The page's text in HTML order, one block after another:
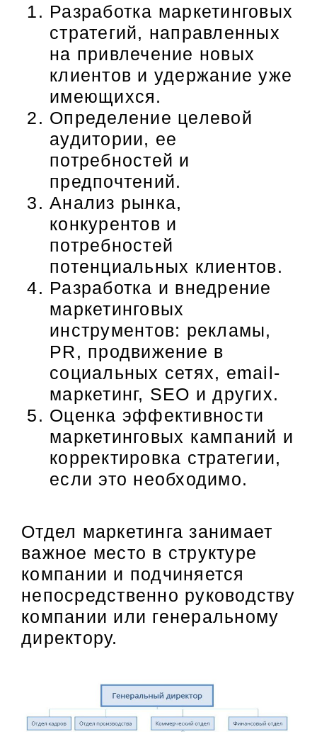
Разработка маркетинговых
стратегий, направленных
на привлечение новых
клиентов и удержание уже
имеющихся.
Определение целевой
аудитории, ее
потребностей и
предпочтений.
Анализ рынка,
конкурентов и
потребностей
потенциальных клиентов.
Разработка и внедрение
маркетинговых
инструментов: рекламы,
PR, продвижение в
социальных сетях, email-
маркетинг, SEO и других.
Оценка эффективности
маркетинговых кампаний и
корректировка стратегии,
если это необходимо.
Отдел маркетинга занимает
важное место в структуре
компании и подчиняется
непосредственно руководству
компании или генеральному
директору.